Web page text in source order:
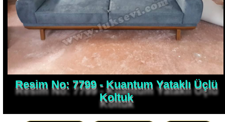
Resim No: 7799 - Kuantum Yataklı Üçlü
Koltuk